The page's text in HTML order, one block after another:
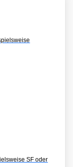
SF oder